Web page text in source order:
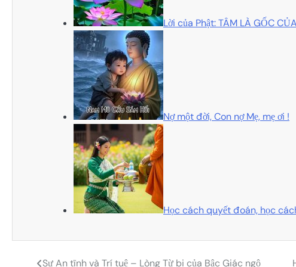
Lời của Phật: TÂM LÀ GỐC
Nợ một đời, Con nợ Mẹ, mẹ ơi !
Học cách quyết đoán, học
Sự An tĩnh và Trí tuệ – Lòng Từ bi của Bậc Giác ngộ